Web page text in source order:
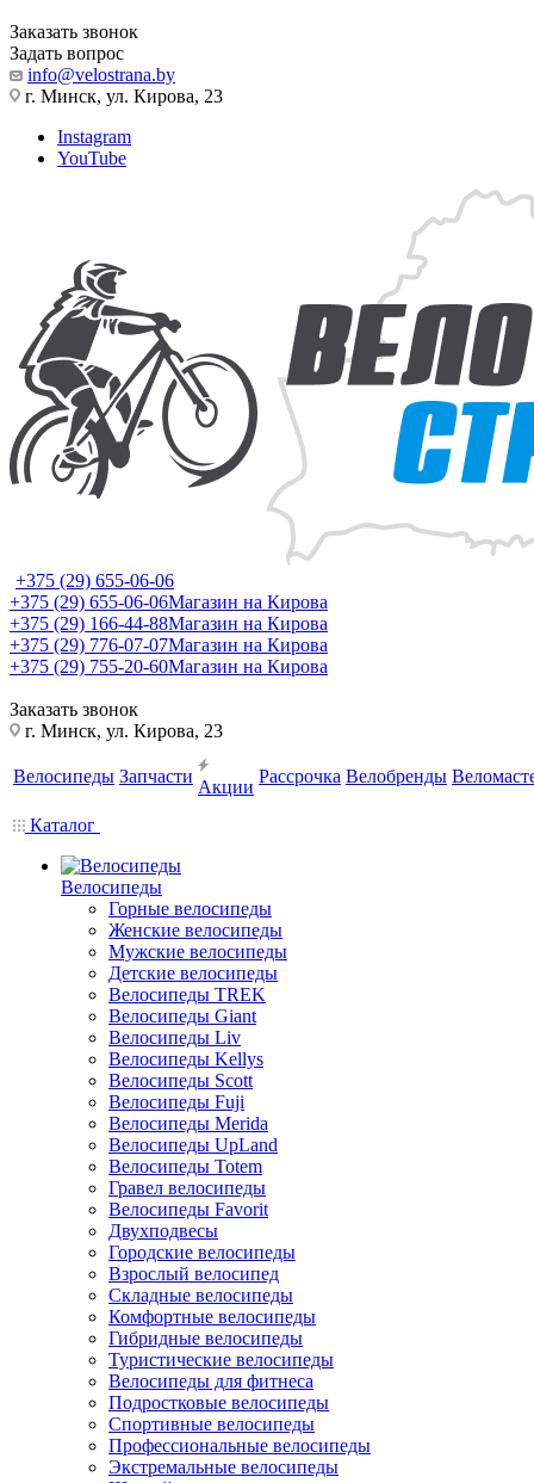
Заказать звонок
Задать вопрос
info@velostrana.by
г. Минск, ул. Кирова, 23
Instagram
YouTube
+375 (29) 655-06-06
+375 (29) 655-06-06Магазин на Кирова
+375 (29) 166-44-88Магазин на Кирова
+375 (29) 776-07-07Магазин на Кирова
+375 (29) 755-20-60Магазин на Кирова
Заказать звонок
г. Минск, ул. Кирова, 23
Велосипеды Запчасти
Акции
Рассрочка Велобренды
Каталог
Велосипеды
Горные велосипеды
Женские велосипеды
Мужские велосипеды
Детские велосипеды
Велосипеды TREK
Велосипеды Giant
Велосипеды Liv
Велосипеды Kellys
Велосипеды Scott
Велосипеды Fuji
Велосипеды Merida
Велосипеды UpLand
Велосипеды Totem
Гравел велосипеды
Велосипеды Favorit
Двухподвесы
Городские велосипеды
Взрослый велосипед
Складные велосипеды
Комфортные велосипеды
Гибридные велосипеды
Туристические велосипеды
Велосипеды для фитнеса
Подростковые велосипеды
Спортивные велосипеды
Профессиональные велосипеды
Экстремальные велосипеды